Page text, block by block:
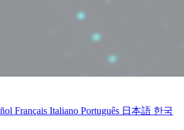
Français Italiano Português 日本語 한국